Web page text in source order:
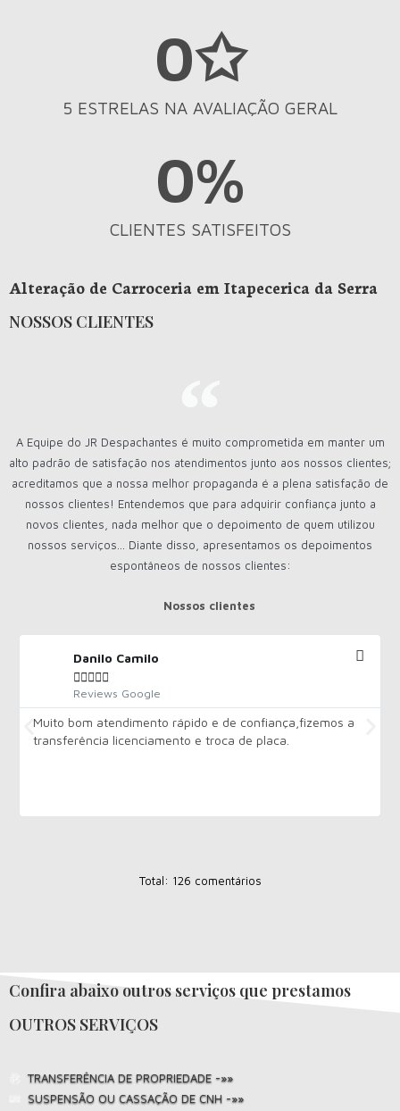
5 ESTRELAS NA AVALIAÇÃO GERAL
0✩
CLIENTES SATISFEITOS
0%
Alteração de Carroceria em Itapecerica da Serra
NOSSOS CLIENTES
A Equipe do JR Despachantes é muito comprometida em manter um
alto padrão de satisfação nos atendimentos junto aos nossos clientes;
acreditamos que a nossa melhor propaganda é a plena satisfação de
nossos clientes! Entendemos que para adquirir confiança junto a
novos clientes, nada melhor que o depoimento de quem utilizou
nossos serviços... Diante disso, apresentamos os depoimentos
espontâneos de nossos clientes:
Nossos clientes
Danilo Camilo

Reviews Google
Muito bom atendimento rápido e de confiança,fizemos a
transferência licenciamento e troca de placa.
Total: 126 comentários
Confira abaixo outros serviços que prestamos
OUTROS SERVIÇOS
TRANSFERÊNCIA DE PROPRIEDADE -»»
SUSPENSÃO OU CASSAÇÃO DE CNH -»»